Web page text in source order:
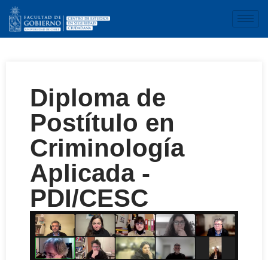
Diploma de
Postítulo en
Criminología
Aplicada -
PDI/CESC